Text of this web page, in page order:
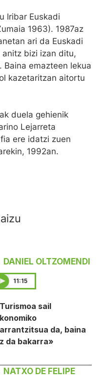
Iribar Euskadi
1963). 1987az
ari da Euskadi
bizi izan ditu,
Baina emazteen lekua
kazetaritzan aitortu
duela gehienik
Lejarreta
ere idatzi zuen
1992an.
DANIEL OLTZOMENDI
11:15
sail
da, baina
da bakarra»
NATXO DE FELIPE